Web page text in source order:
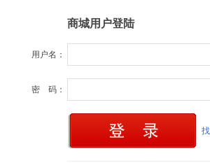
商城用户登陆
用户名：
密 码：